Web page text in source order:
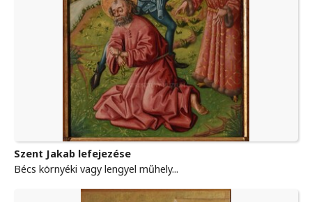
Szent Jakab lefejezése
Bécs környéki vagy lengyel műhely...